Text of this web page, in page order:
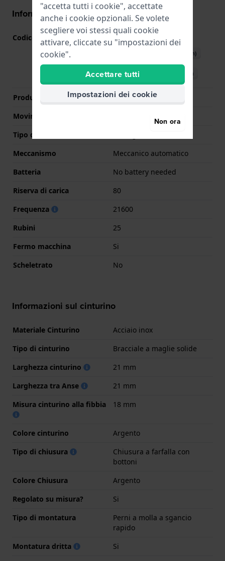
Informazioni del movimento
Codice Movimento 80.621 Vedi specifiche
Scarica il manuale (English)
Scarica il manuale (Italian)
Produttore Movimento
ETA
Movimento svizzero
Tipo di display
Meccanismo
Meccanico automatico
Batteria
No battery needed
Riserva di carica
80
Frequenza
21600
Rubini
25
Fermo macchina
Si
Scheletrato
No
Informazioni sul cinturino
Materiale Cinturino
Acciaio inox
Tipo di cinturino
Bracciale a maglie solide
Larghezza cinturino
21 mm
Larghezza tra Anse
21 mm
Misura cinturino alla fibbia
18 mm
Colore cinturino
Argento
Tipo di chiusura
Chiusura a farfalla con
bottoni
Colore Chiusura
Argento
Regolato su misura?
Si
Tipo di montatura
Perni a molla a sgancio
rapido
Montatura dritta
Si
"accetta tutti i cookie", accettate
anche i cookie opzionali. Se volete
scegliere voi stessi quali cookie
attivare, cliccate su "impostazioni dei
cookie".
Accettare tutti
Impostazioni dei cookie
Non ora